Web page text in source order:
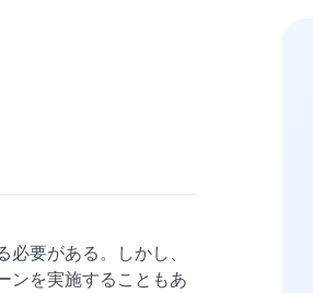
要がある。しかし、
ンを実施することもあ